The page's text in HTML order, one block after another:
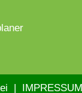
| IMPRESSUM